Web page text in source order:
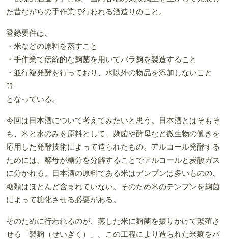
た昔ながらの手作業で行われる酒造りのこと。
登録要件は、
・米などの原料を蒸すこと
・手作業で伝統的な麹菌を用いてバラ麹を製造すること
・並行複発酵を行っており、水以外の物品を添加しないこと
等
となっている。
今回は日本酒について考えてみたいと思う。日本酒とはそもそ
も、米と水のみを原料として、麹菌や酵母など微生物の働きを
応用した発酵技術によって造られたもの。アルコール発酵する
ためには、酵母が糖分を分解することでアルコールと炭酸ガス
に分かれる。日本酒の原料である米はデンプンは多いものの、
糖類はほとんど含まれていない。そのため米のデンプンを麹菌
によって糖化させる必要がある。
そのために行われるのが、蒸した米に麹菌を振りかけて繁殖さ
せる「製麹（せいぎく）」。この工程により造られた米麹をバ